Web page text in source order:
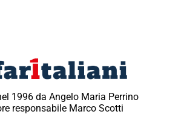
1996 da Angelo Maria Perrino
responsabile Marco Scotti